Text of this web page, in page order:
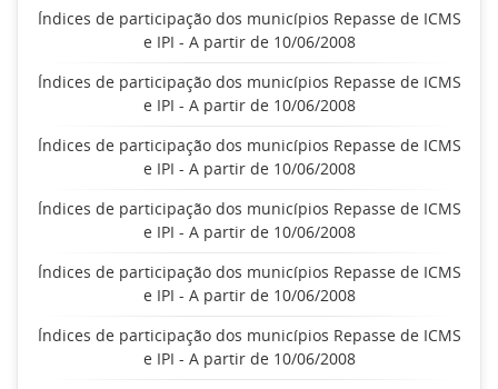
Índices de participação dos municípios Repasse de ICMS
e IPI - A partir de 10/06/2008
Índices de participação dos municípios Repasse de ICMS
e IPI - A partir de 10/06/2008
Índices de participação dos municípios Repasse de ICMS
e IPI - A partir de 10/06/2008
Índices de participação dos municípios Repasse de ICMS
e IPI - A partir de 10/06/2008
Índices de participação dos municípios Repasse de ICMS
e IPI - A partir de 10/06/2008
Índices de participação dos municípios Repasse de ICMS
e IPI - A partir de 10/06/2008